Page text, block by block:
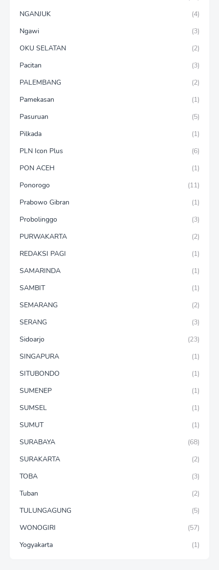
NGANJUK
(4)
Ngawi
(3)
OKU SELATAN
(2)
Pacitan
(3)
PALEMBANG
(2)
Pamekasan
(1)
Pasuruan
(5)
Pilkada
(1)
PLN Icon Plus
(6)
PON ACEH
(1)
Ponorogo
(11)
Prabowo Gibran
(1)
Probolinggo
(3)
PURWAKARTA
(2)
REDAKSI PAGI
(1)
SAMARINDA
(1)
SAMBIT
(1)
SEMARANG
(2)
SERANG
(3)
Sidoarjo
(23)
SINGAPURA
(1)
SITUBONDO
(1)
SUMENEP
(1)
SUMSEL
(1)
SUMUT
(1)
SURABAYA
(68)
SURAKARTA
(2)
TOBA
(3)
Tuban
(2)
TULUNGAGUNG
(5)
WONOGIRI
(57)
Yogyakarta
(1)